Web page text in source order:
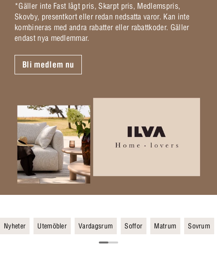
*Gäller inte Fast lågt pris, Skarpt pris, Medlemspris,
Skovby, presentkort eller redan nedsatta varor. Kan inte
kombineras med andra rabatter eller rabattkoder. Gäller
endast nya medlemmar.
Bli medlem nu
Nyheter Utemöbler Vardagsrum Soffor Matrum Sovrum